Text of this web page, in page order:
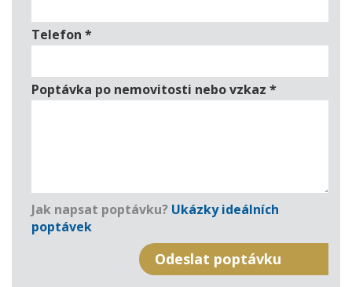
Telefon *
Poptávka po nemovitosti nebo vzkaz *
Jak napsat poptávku? Ukázky ideálních
poptávek